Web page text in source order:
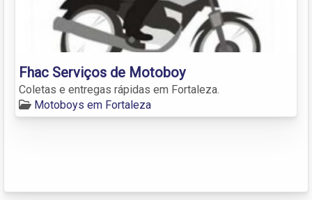
Fhac Serviços de Motoboy
Coletas e entregas rápidas em Fortaleza.
Motoboys em Fortaleza